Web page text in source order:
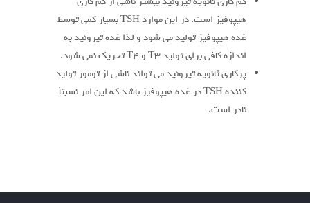
هیپوفیز است. در این موارد TSH بسیار کمی توسط
غده هیپوفیز تولید می شود و لذا غده تیروئید به
اندازه کافی برای تولید T3 و T4 تحریک نمی شود.
پرکاری ثانویه تیروئید می تواند ناشی از تومور تولید
کننده TSH در غده هیپوفیز باشد که این امر نسبتاً
نادر است.